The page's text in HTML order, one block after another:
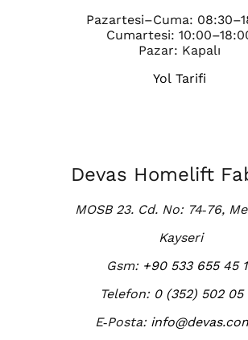
Pazartesi–Cuma:
Cumartesi:
Pazar: Kapalı
Yol Tarifi
Devas Homelift
MOSB 23. Cd. No: 74‑76,
Kayseri
Gsm: +90 533 655 45
Telefon: 0 (352) 502 05
E‑Posta: